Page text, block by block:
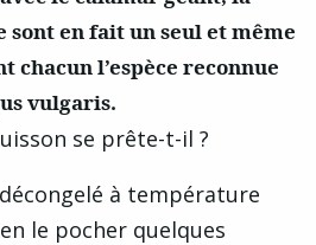
en fait un seul et même
chacun l’espèce reconnue
vulgaris.
se prête-t-il ?
à température
le pocher quelques